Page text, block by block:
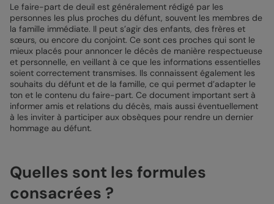
Le faire-part de deuil est généralement rédigé par les
personnes les plus proches du défunt, souvent les membres de
la famille immédiate. Il peut s’agir des enfants, des frères et
sœurs, ou encore du conjoint. Ce sont ces proches qui sont le
mieux placés pour annoncer le décès de manière respectueuse
et personnelle, en veillant à ce que les informations essentielles
soient correctement transmises. Ils connaissent également les
souhaits du défunt et de la famille, ce qui permet d’adapter le
ton et le contenu du faire-part. Ce document important sert à
informer amis et relations du décès, mais aussi éventuellement
à les inviter à participer aux obsèques pour rendre un dernier
hommage au défunt.
Quelles sont les formules
consacrées ?